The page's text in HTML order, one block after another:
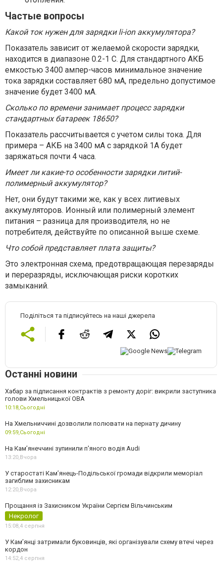
Частые вопросы
Какой ток нужен для зарядки li-ion аккумулятора?
Показатель зависит от желаемой скорости зарядки,
находится в диапазоне 0.2-1 С. Для стандартного АКБ
емкостью 3400 ампер-часов минимальное значение
тока зарядки составляет 680 мА, предельно допустимое
значение будет 3400 мА.
Сколько по времени занимает процесс зарядки
стандартных батареек 18650?
Показатель рассчитывается с учетом силы тока. Для
примера – АКБ на 3400 мА с зарядкой 1А будет
заряжаться почти 4 часа.
Имеет ли какие-то особенности зарядки литий-
полимерный аккумулятор?
Нет, они будут такими же, как у всех литиевых
аккумуляторов. Ионный или полимерный элемент
питания – разница для производителя, но не
потребителя, действуйте по описанной выше схеме.
Что собой представляет плата защиты?
Это электронная схема, предотвращающая перезаряды
и переразряды, исключающая риски коротких
замыканий.
Поділіться та підписуйтесь на наші джерела
Останні новини
Хабар за підписання контрактів з ремонту доріг: викрили заступника
голови Хмельницької ОВА
10:18,Сьогодні
На Хмельниччині дозволили полювати на пернату дичину
09:59,Сьогодні
На Камʼянеччині зупинили п'яного водія Audi
13:20,Вчора
У старостаті Кам’янець-Подільської громади відкрили меморіал
загиблим захисникам
12:20,Вчора
Прощання із Захисником України Сергієм Вільчинським
Некролог
15:08,4 серпня
У Кам’янці затримали буковинців, які організували схему втечі через
кордон
14:52,4 серпня